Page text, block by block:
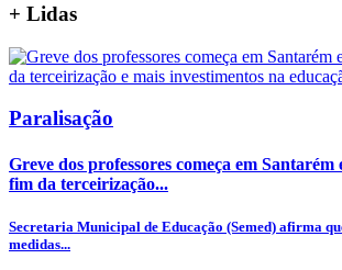
+ Lidas
Paralisação
Greve dos professores começa em Santarém
fim da terceirização...
Secretaria Municipal de Educação (Semed) afirma
medidas...